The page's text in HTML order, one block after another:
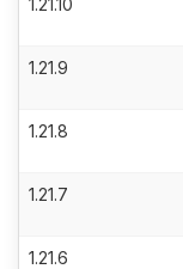
1.21.10
1.21.9
1.21.8
1.21.7
1.21.6